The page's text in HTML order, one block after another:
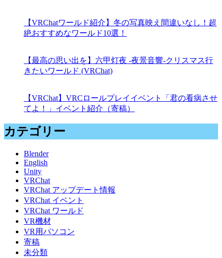
【VRChatワールド紹介】冬の写真映え間違いなし！超
絶おすすめなワールド10選！
【最高の思い出を】六甲灯夜 -夜景音響-クリスマス行
きたいワールド (VRChat)
【VRChat】VRCロールプレイイベント「君の看病させ
てよ！」イベント紹介（寄稿）
カテゴリー
Blender
English
Unity
VRChat
VRChat アップデート情報
VRChat イベント
VRChat ワールド
VR機材
VR用パソコン
寄稿
未分類